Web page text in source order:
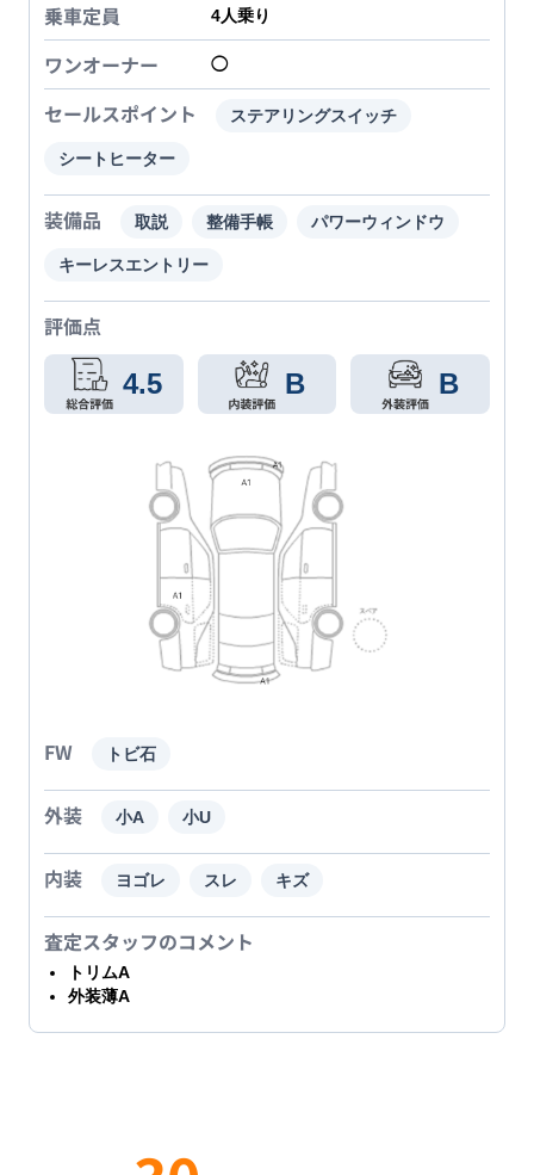
乗車定員 4人乗り
ワンオーナー ◯
セールスポイント ステアリングスイッチ
シートヒーター
装備品 取説 整備手帳 パワーウィンドウ
キーレスエントリー
評価点
4.5 B B
FW トビ石
外装 小A 小U
内装 ヨゴレ スレ キズ
査定スタッフのコメント
トリムA
外装薄A